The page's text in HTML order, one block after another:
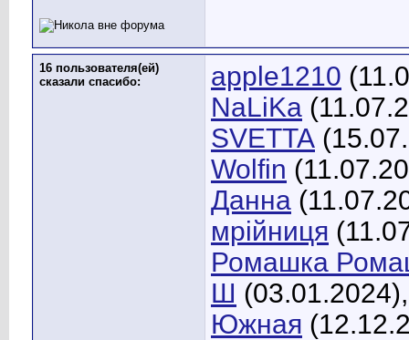
16 пользователя(ей)
сказали cпасибо:
apple1210
NaLiKa
SVETTA
Wolfin
Данна
мрійниця
Ромашка
Ш
Южная